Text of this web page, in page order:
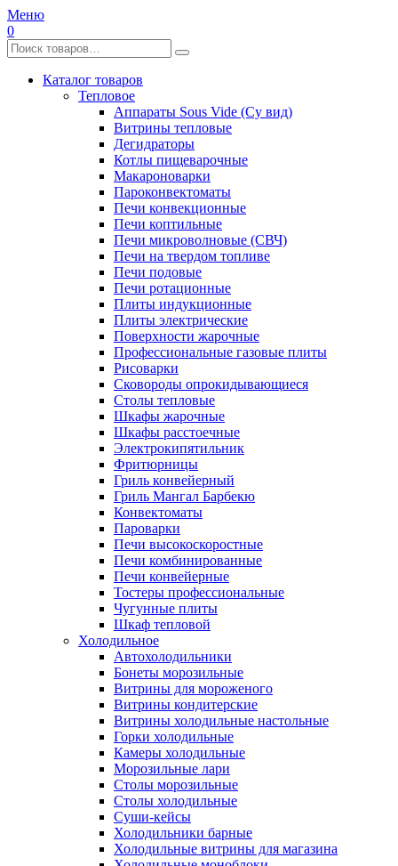
Меню
0
Каталог товаров
Тепловое
Аппараты Sous Vide (Су вид)
Витрины тепловые
Дегидраторы
Котлы пищеварочные
Макароноварки
Пароконвектоматы
Печи конвекционные
Печи коптильные
Печи микроволновые (СВЧ)
Печи на твердом топливе
Печи подовые
Печи ротационные
Плиты индукционные
Плиты электрические
Поверхности жарочные
Профессиональные газовые плиты
Рисоварки
Сковороды опрокидывающиеся
Столы тепловые
Шкафы жарочные
Шкафы расстоечные
Электрокипятильник
Фритюрницы
Гриль конвейерный
Гриль Мангал Барбекю
Конвектоматы
Пароварки
Печи высокоскоростные
Печи комбинированные
Печи конвейерные
Тостеры профессиональные
Чугунные плиты
Шкаф тепловой
Холодильное
Автохолодильники
Бонеты морозильные
Витрины для мороженого
Витрины кондитерские
Витрины холодильные настольные
Горки холодильные
Камеры холодильные
Морозильные лари
Столы морозильные
Столы холодильные
Суши-кейсы
Холодильники барные
Холодильные витрины для магазина